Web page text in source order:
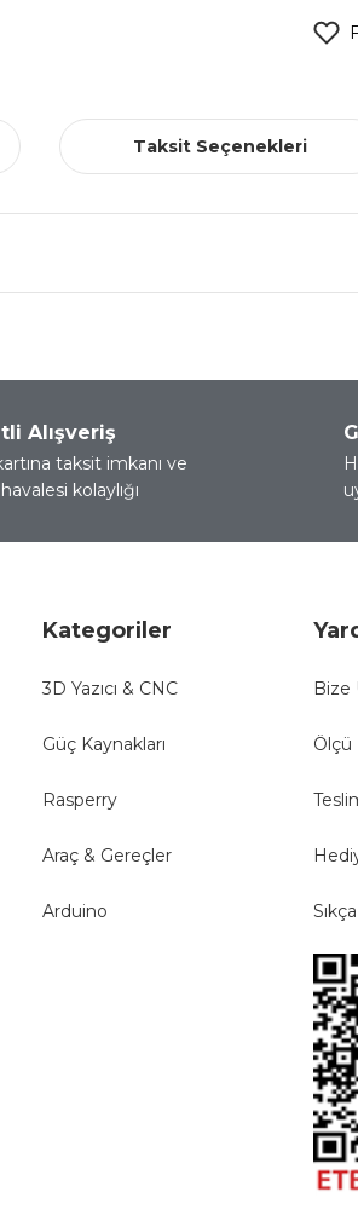
Taksit Seçenekleri
Bu ürüne ilk yorumu siz
Alışveriş
taksit imkanı ve
kolaylığı
Kategoriler
3D Yazıcı & CNC
Güç Kaynakları
Rasperry
Araç & Gereçler
Arduino
Bize
Ölçü